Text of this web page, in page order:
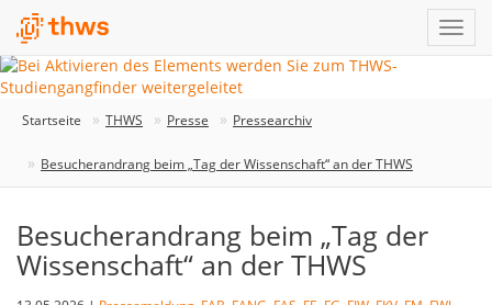
Startseite THWS Presse Pressearchiv
Besucherandrang beim „Tag der Wissenschaft“ an der THWS
Besucherandrang beim „Tag der
Wissenschaft“ an der THWS